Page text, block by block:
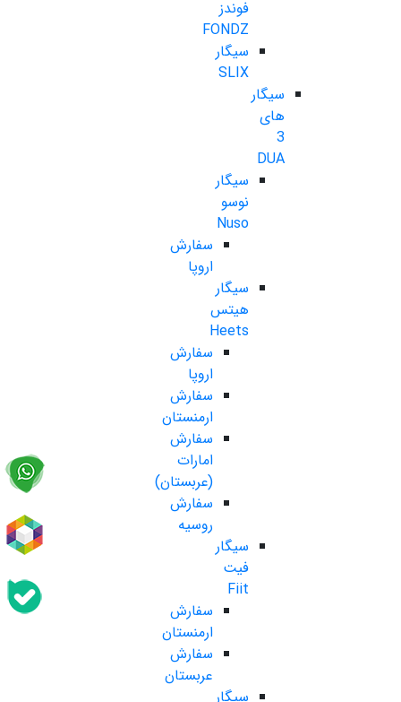
فوندز
FONDZ
سیگار
SLIX
سیگار
های
3
DUA
سیگار
نوسو
Nuso
سفارش
اروپا
سیگار
هیتس
Heets
سفارش
اروپا
سفارش
ارمنستان
سفارش
امارات
(عربستان)
سفارش
روسیه
سیگار
فیت
Fiit
سفارش
ارمنستان
سفارش
عربستان
سیگار